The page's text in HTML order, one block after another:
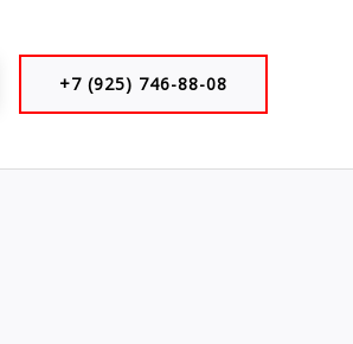
+7 (925) 746-88-08